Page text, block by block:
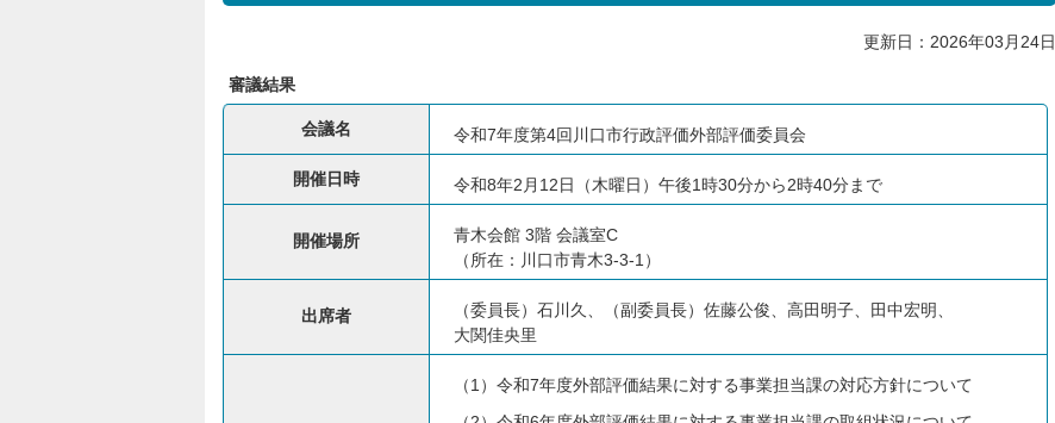
更新日：2026年03月24日
審議結果
会議名 令和7年度第4回川口市行政評価外部評価委員会
開催日時 令和8年2月12日（木曜日）午後1時30分から2時40分まで
開催場所
青木会館 3階 会議室C
（所在：川口市青木3-3-1）
出席者
（委員長）石川久、（副委員長）佐藤公俊、高田明子、田中宏明、
大関佳央里
（1）令和7年度外部評価結果に対する事業担当課の対応方針について